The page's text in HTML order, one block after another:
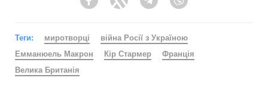
FacebookTwitter Telegram
Теги: миротворці
війна Росії з Україною
Емманюель Макрон
Кір Стармер
Франція
Велика Британія